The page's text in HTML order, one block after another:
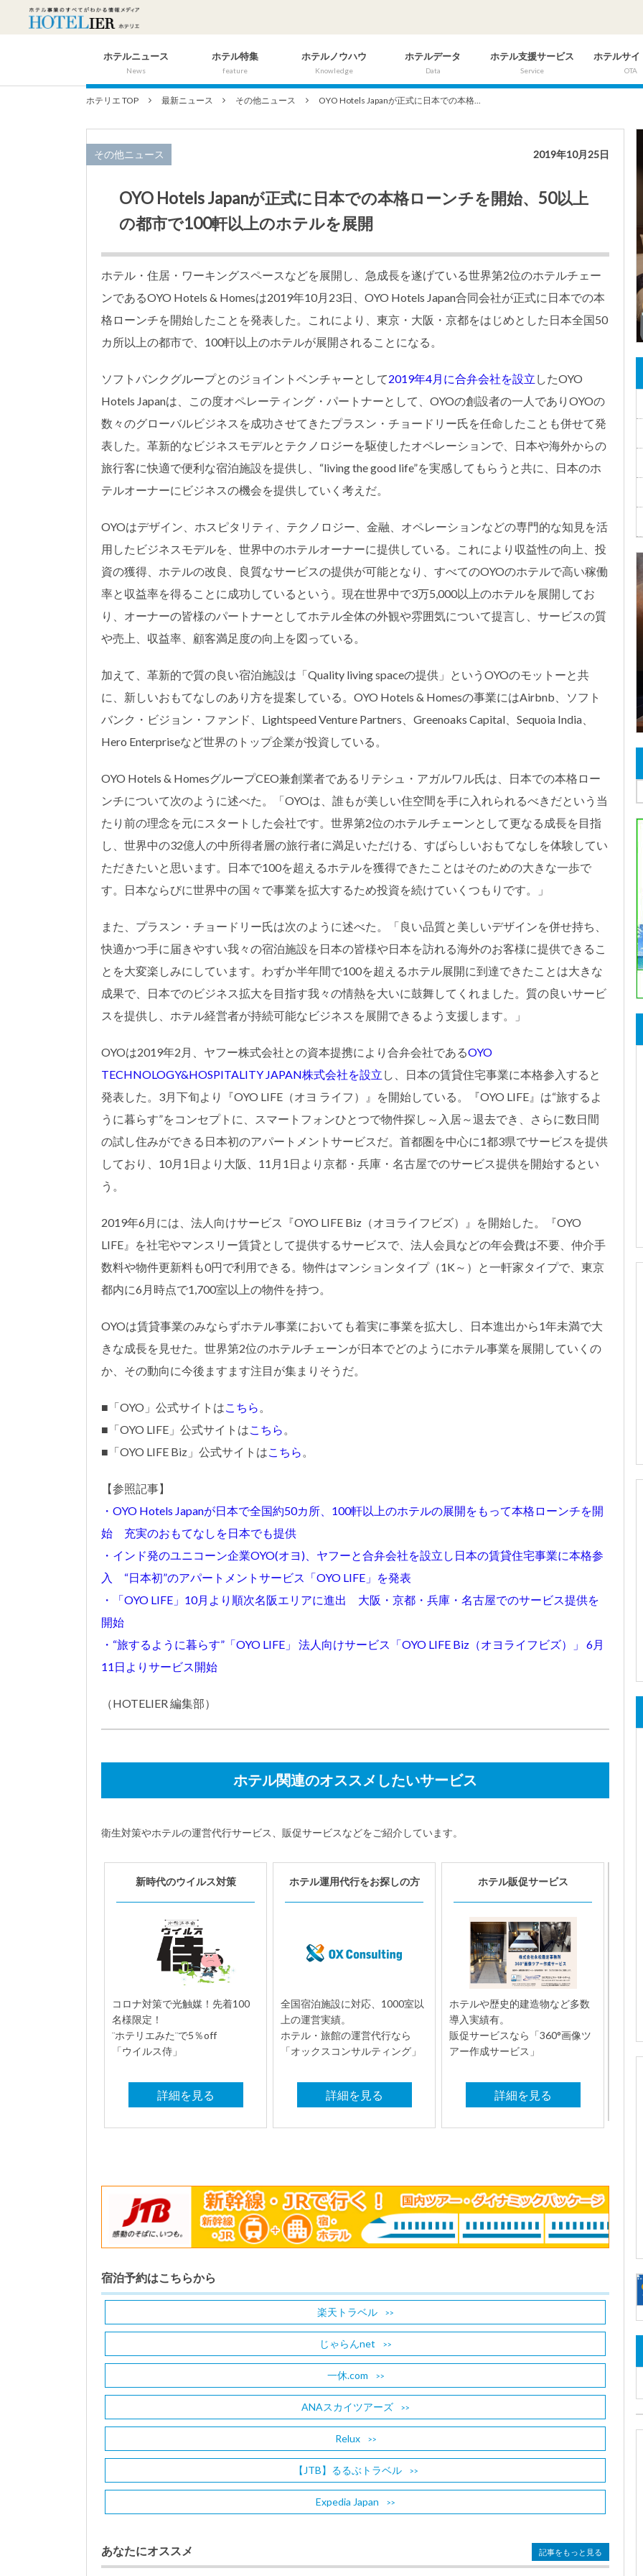
ホテルニュース
News
ホテル特集
feature
ホテルノウハウ
Knowledge
ホテルデータ
Data
ホテル支援サービス
Service
ホテルサイ
OTA
ホテリエ TOP 最新ニュース その他ニュース OYO Hotels Japanが正式に日本での本格...
その他ニュース 2019年10月25日
OYO Hotels Japanが正式に日本での本格ローンチを開始、50以上
の都市で100軒以上のホテルを展開
ホテル・住居・ワーキングスペースなどを展開し、急成長を遂げている世界第2位のホテルチェー
ンであるOYO Hotels & Homesは2019年10月23日、OYO Hotels Japan合同会社が正式に日本での本
格ローンチを開始したことを発表した。これにより、東京・大阪・京都をはじめとした日本全国50
カ所以上の都市で、100軒以上のホテルが展開されることになる。
ソフトバンクグループとのジョイントベンチャーとして2019年4月に合弁会社を設立 したOYO
Hotels Japanは、この度オペレーティング・パートナーとして、OYOの創設者の一人でありOYOの
数々のグローバルビジネスを成功させてきたプラスン・チョードリー氏を任命したことも併せて発
表した。革新的なビジネスモデルとテクノロジーを駆使したオペレーションで、日本や海外からの
旅行客に快適で便利な宿泊施設を提供し、“living the good life”を実感してもらうと共に、日本のホ
テルオーナーにビジネスの機会を提供していく考えだ。
OYOはデザイン、ホスピタリティ、テクノロジー、金融、オペレーションなどの専門的な知見を活
用したビジネスモデルを、世界中のホテルオーナーに提供している。これにより収益性の向上、投
資の獲得、ホテルの改良、良質なサービスの提供が可能となり、すべてのOYOのホテルで高い稼働
率と収益率を得ることに成功しているという。現在世界中で3万5,000以上のホテルを展開してお
り、オーナーの皆様のパートナーとしてホテル全体の外観や雰囲気について提言し、サービスの質
や売上、収益率、顧客満足度の向上を図っている。
加えて、革新的で質の良い宿泊施設は「Quality living spaceの提供」というOYOのモットーと共
に、新しいおもてなしのあり方を提案している。OYO Hotels & Homesの事業にはAirbnb、ソフト
バンク・ビジョン・ファンド、Lightspeed Venture Partners、Greenoaks Capital、Sequoia India、
Hero Enterpriseなど世界のトップ企業が投資している。
OYO Hotels & HomesグループCEO兼創業者であるリテシュ・アガルワル氏は、日本での本格ロー
ンチについて次のように述べた。「OYOは、誰もが美しい住空間を手に入れられるべきだという当
たり前の理念を元にスタートした会社です。世界第2位のホテルチェーンとして更なる成長を目指
し、世界中の32億人の中所得者層の旅行者に満足いただける、すばらしいおもてなしを体験してい
ただきたいと思います。日本で100を超えるホテルを獲得できたことはそのための大きな一歩で
す。日本ならびに世界中の国々で事業を拡大するため投資を続けていくつもりです。」
また、プラスン・チョードリー氏は次のように述べた。「良い品質と美しいデザインを併せ持ち、
快適かつ手に届きやすい我々の宿泊施設を日本の皆様や日本を訪れる海外のお客様に提供できるこ
とを大変楽しみにしています。わずか半年間で100を超えるホテル展開に到達できたことは大きな
成果で、日本でのビジネス拡大を目指す我々の情熱を大いに鼓舞してくれました。質の良いサービ
スを提供し、ホテル経営者が持続可能なビジネスを展開できるよう支援します。」
OYOは2019年2月、ヤフー株式会社との資本提携により合弁会社であるOYO
TECHNOLOGY&HOSPITALITY JAPAN株式会社を設立 し、日本の賃貸住宅事業に本格参入すると
発表した。3月下旬より『OYO LIFE（オヨ ライフ）』を開始している。『OYO LIFE』は“旅するよ
うに暮らす”をコンセプトに、スマートフォンひとつで物件探し～入居～退去でき、さらに数日間
の試し住みができる日本初のアパートメントサービスだ。首都圏を中心に1都3県でサービスを提供
しており、10月1日より大阪、11月1日より京都・兵庫・名古屋でのサービス提供を開始するとい
う。
2019年6月には、法人向けサービス『OYO LIFE Biz（オヨライフビズ）』を開始した。『OYO
LIFE』を社宅やマンスリー賃貸として提供するサービスで、法人会員などの年会費は不要、仲介手
数料や物件更新料も0円で利用できる。物件はマンションタイプ（1K～）と一軒家タイプで、東京
都内に6月時点で1,700室以上の物件を持つ。
OYOは賃貸事業のみならずホテル事業においても着実に事業を拡大し、日本進出から1年未満で大
きな成長を見せた。世界第2位のホテルチェーンが日本でどのようにホテル事業を展開していくの
か、その動向に今後ますます注目が集まりそうだ。
■「OYO」公式サイトは こちら
■「OYO LIFE」公式サイトは こちら
■「OYO LIFE Biz」公式サイトは こちら
【参照記事】
・OYO Hotels Japanが日本で全国約50カ所、100軒以上のホテルの展開をもって本格ローンチを開
始 充実のおもてなしを日本でも提供
・インド発のユニコーン企業OYO(オヨ)、ヤフーと合弁会社を設立し日本の賃貸住宅事業に本格参
入 “日本初”のアパートメントサービス「OYO LIFE」を発表
・「OYO LIFE」10月より順次名阪エリアに進出 大阪・京都・兵庫・名古屋でのサービス提供を
開始
・“旅するように暮らす”「OYO LIFE」 法人向けサービス「OYO LIFE Biz（オヨライフビズ）」 6月
11日よりサービス開始
（HOTELIER 編集部）
ホテル関連のオススメしたいサービス
衛生対策やホテルの運営代行サービス、販促サービスなどをご紹介しています。
新時代のウイルス対策
コロナ対策で光触媒！先着100
名様限定！
¨ホテリエみた¨で5％off
「ウイルス侍」
詳細を見る
ホテル運用代行をお探しの方
全国宿泊施設に対応、1000室以
上の運営実績。
ホテル・旅館の運営代行なら
「オックスコンサルティング」
詳細を見る
ホテル販促サービス
ホテルや歴史的建造物など多数
導入実績有。
販促サービスなら「360°画像ツ
アー作成サービス」
詳細を見る
宿泊予約はこちらから
楽天トラベル
じゃらんnet
一休.com
ANAスカイツアーズ
Relux
【JTB】るるぶトラベル
Expedia Japan
あなたにオススメ 記事をもっと見る